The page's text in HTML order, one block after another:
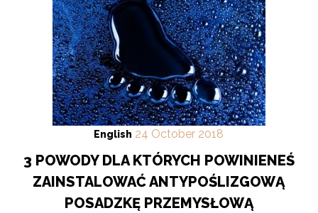
English 24 October 2018
3 POWODY DLA KTÓRYCH POWINIENEŚ
ZAINSTALOWAĆ ANTYPOŚLIZGOWĄ
POSADZKĘ PRZEMYSŁOWĄ